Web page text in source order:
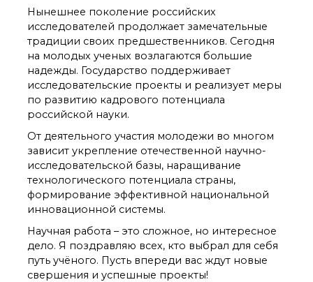
Важнейшие
достижения института
Научный Совет РАН
по органической
химии
Искусственный
интеллект (ИИ)
в химии
Аддитивные
технологии
Электронная
микроскопия
Награды сотрудников
ИОХ РАН
Мероприятия
Конференции
Журналы
Национальные
проекты России
Нынешнее поколение российских
исследователей продолжает замечательные
традиции своих предшественников. Сегодня
на молодых ученых возлагаются большие
надежды. Государство поддерживает
исследовательские проекты и реализует меры
по развитию кадрового потенциала
российской науки.
От деятельного участия молодежи во многом
зависит укрепление отечественной научно-
исследовательской базы, наращивание
технологического потенциала страны,
формирование эффективной национальной
инновационной системы.
Научная работа – это сложное, но интересное
дело. Я поздравляю всех, кто выбрал для себя
путь учёного. Пусть впереди вас ждут новые
свершения и успешные проекты!